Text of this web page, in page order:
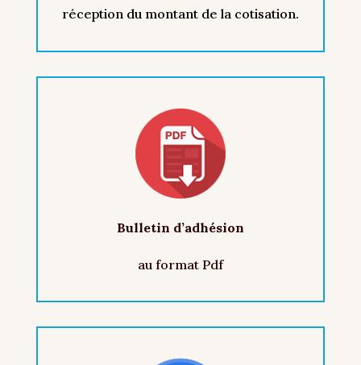
réception du montant de la cotisation.
Bulletin d’adhésion
au format Pdf